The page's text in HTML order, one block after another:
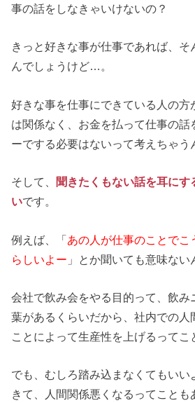
事の話をしなきゃいけないの？
きっと好きな事が仕事であれば、そ
んでしょうけど…。
好きな事を仕事にできている人の方
は関係なく、お金を払って仕事の話
ーでする必要はないって考えちゃう
そして、 聞きたくもない話を耳に
いです。
例えば、「あの人が仕事のことでこ
らしいよー 」とか聞いても意味ない
会社で飲み会をやる目的って、飲み
葉があるくらいだから、社内での人
ことによって生産性を上げるってこ
でも、むしろ踏み込まなくてもいい
きて、人間関係悪くなるってことも